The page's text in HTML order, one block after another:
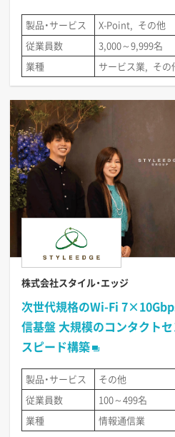
製品・サービス X-Point
その他
従業員数
3,000～9,999名
業種
サービス業 その
株式会社スタイル・エッジ
次世代規格のWi-Fi
信基盤 大規模のコンタクト
スピード構築
製品・サービス
その他
従業員数
100～499名
業種
情報通信業